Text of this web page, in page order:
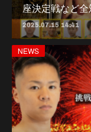
座決定戦など
2025.07.15 14:41
NEWS